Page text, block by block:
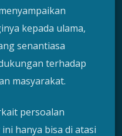
kepada ulama,
senantiasa
terhadap
masyarakat.
persoalan
hanya bisa di atasi